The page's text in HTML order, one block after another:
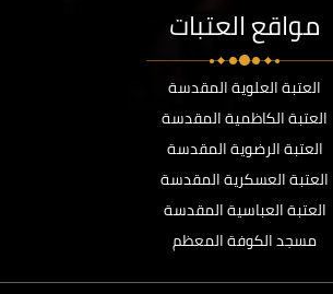
مواقع العتبات
العتبة العلوية المقدسة
العتبة الكاظمية المقدسة
العتبة الرضوية المقدسة
العتبة العسكرية المقدسة
العتبة العباسية المقدسة
مسجد الكوفة المعظم